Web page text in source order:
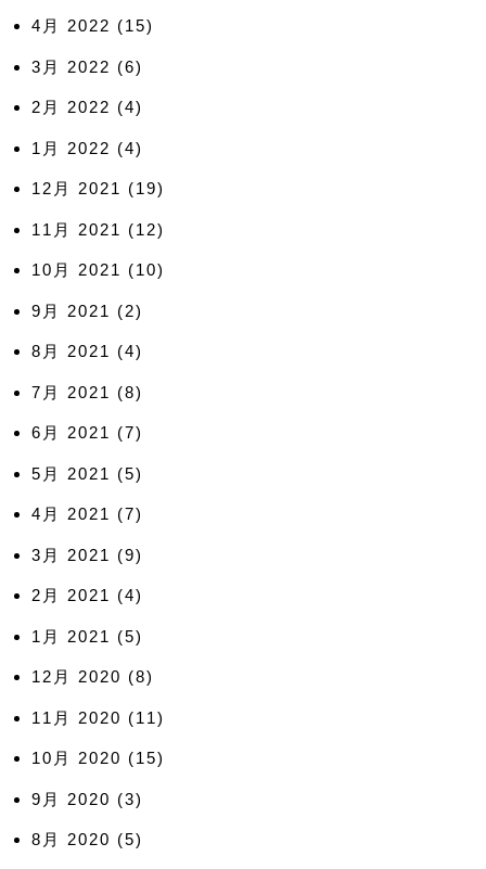
4月 2022 (15)
3月 2022 (6)
2月 2022 (4)
1月 2022 (4)
12月 2021 (19)
11月 2021 (12)
10月 2021 (10)
9月 2021 (2)
8月 2021 (4)
7月 2021 (8)
6月 2021 (7)
5月 2021 (5)
4月 2021 (7)
3月 2021 (9)
2月 2021 (4)
1月 2021 (5)
12月 2020 (8)
11月 2020 (11)
10月 2020 (15)
9月 2020 (3)
8月 2020 (5)